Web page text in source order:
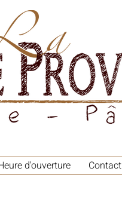
d'ouverture Contact